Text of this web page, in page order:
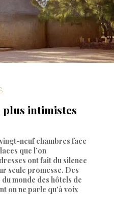
plus intimistes
neuf chambres face
que l’on
ont fait du silence
seule promesse. Des
monde des hôtels de
on ne parle qu’à voix